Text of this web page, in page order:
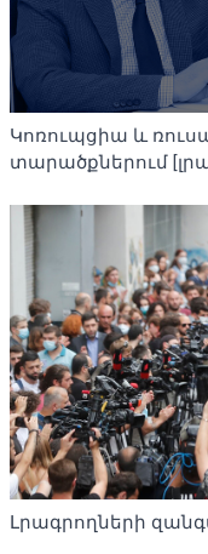
Կոռուպցիա և
տարածքներում
Լրագրողների